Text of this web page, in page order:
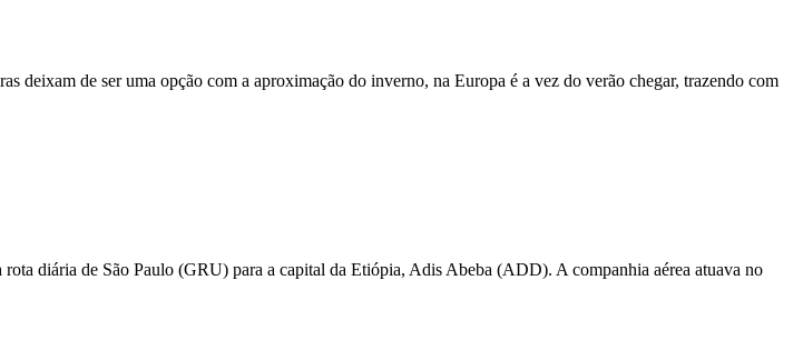
deixam de ser uma opção com a aproximação do inverno, na Europa é a vez do verão chegar, trazendo com
diária de São Paulo (GRU) para a capital da Etiópia, Adis Abeba (ADD). A companhia aérea atuava no